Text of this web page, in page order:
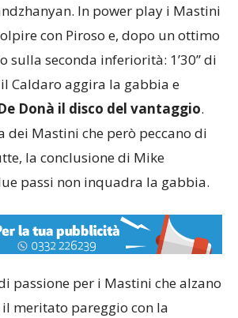
In power play i Mastini
con Piroso e, dopo un ottimo
sulla seconda inferiorità: 1’30’’ di
Caldaro aggira la gabbia e
Donà il disco del vantaggio.
dei Mastini che però peccano di
la conclusione di Mike
passi non inquadra la gabbia.
passione per i Mastini che alzano
meritato pareggio con la